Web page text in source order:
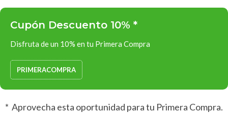
Cupón Descuento 10% *
Disfruta de un 10% en tu Primera Compra
PRIMERACOMPRA
* Aprovecha esta oportunidad para tu Primera Compra.